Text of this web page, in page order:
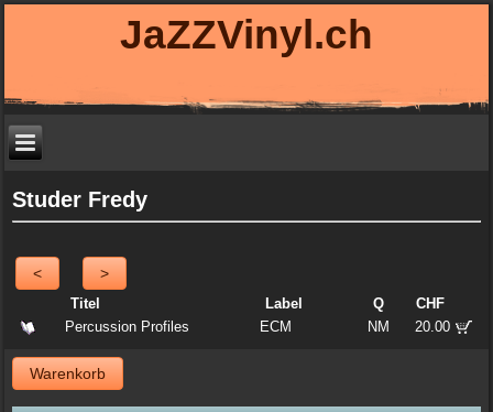
JaZZVinyl.ch
Studer Fredy
< >
Titel Label Q
CHF
Percussion Profiles
ECM NM 20.00
Warenkorb